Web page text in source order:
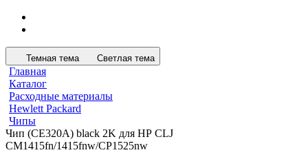
Темная тема Светлая тема
Главная
Каталог
Расходные материалы
Hewlett Packard
Чипы
Чип (CE320A) black 2K для HР CLJ
CM1415fn/1415fnw/CP1525nw